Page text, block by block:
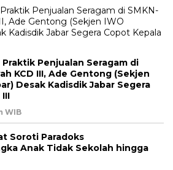
Penjualan Seragam di
KCD III, Ade Gentong (Sekjen
Desak Kadisdik Jabar Segera
WIB
Soroti Paradoks
Anak Tidak Sekolah hingga